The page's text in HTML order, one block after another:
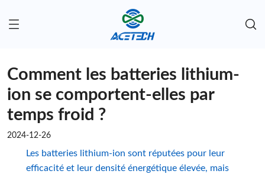
Comment les batteries lithium-
ion se comportent-elles par
temps froid ?
2024-12-26
Les batteries lithium-ion sont réputées pour leur
efficacité et leur densité énergétique élevée, mais